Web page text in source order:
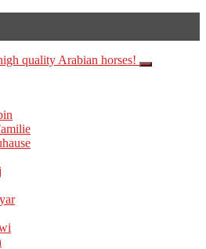
quality Arabian horses!